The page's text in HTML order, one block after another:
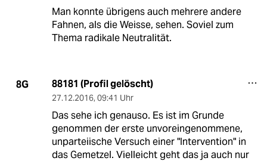
Man konnte übrigens auch mehrere andere
Fahnen, als die Weisse, sehen. Soviel zum
Thema radikale Neutralität.
8G 88181 (Profil gelöscht)
27.12.2016, 09:41 Uhr
Das sehe ich genauso. Es ist im Grunde
genommen der erste unvoreingenommene,
unparteiische Versuch einer "Intervention" in
das Gemetzel. Vielleicht geht das ja auch nur